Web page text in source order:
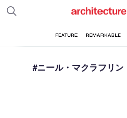
#ニール・マクラフリ